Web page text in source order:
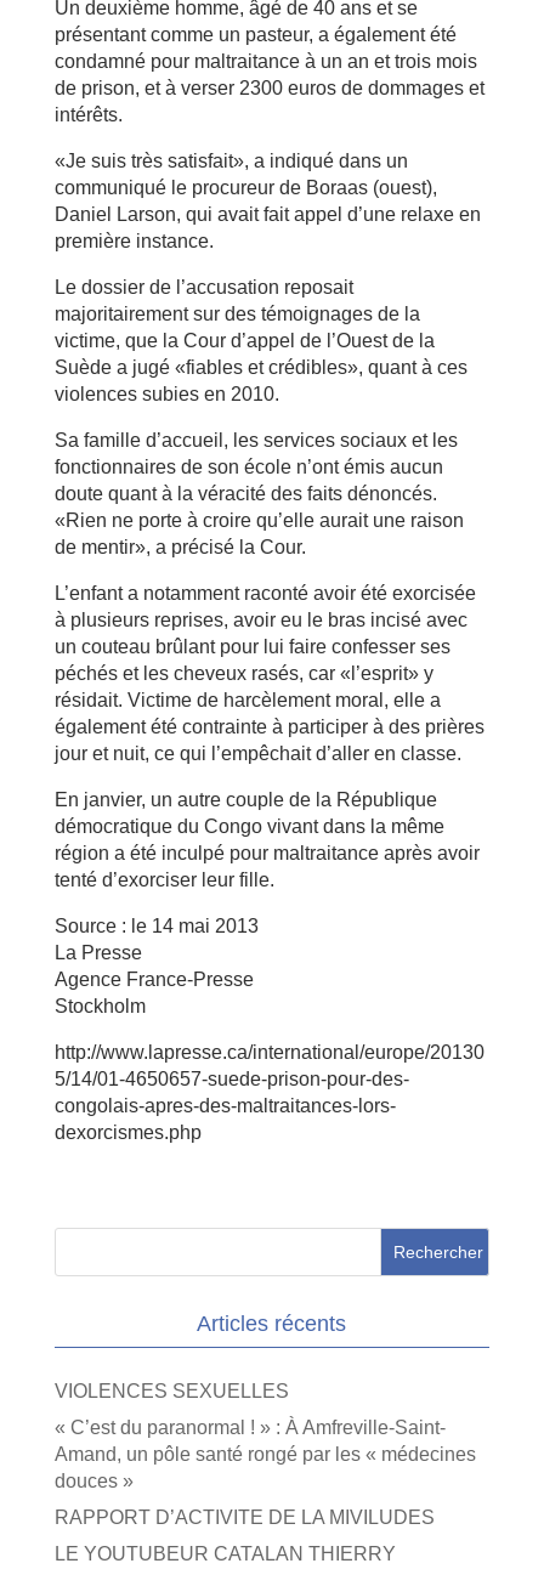
Un deuxième homme, âgé de 40 ans et se
présentant comme un pasteur, a également été
condamné pour maltraitance à un an et trois mois
de prison, et à verser 2300 euros de dommages et
intérêts.
«Je suis très satisfait», a indiqué dans un
communiqué le procureur de Boraas (ouest),
Daniel Larson, qui avait fait appel d’une relaxe en
première instance.
Le dossier de l’accusation reposait
majoritairement sur des témoignages de la
victime, que la Cour d’appel de l’Ouest de la
Suède a jugé «fiables et crédibles», quant à ces
violences subies en 2010.
Sa famille d’accueil, les services sociaux et les
fonctionnaires de son école n’ont émis aucun
doute quant à la véracité des faits dénoncés.
«Rien ne porte à croire qu’elle aurait une raison
de mentir», a précisé la Cour.
L’enfant a notamment raconté avoir été exorcisée
à plusieurs reprises, avoir eu le bras incisé avec
un couteau brûlant pour lui faire confesser ses
péchés et les cheveux rasés, car «l’esprit» y
résidait. Victime de harcèlement moral, elle a
également été contrainte à participer à des prières
jour et nuit, ce qui l’empêchait d’aller en classe.
En janvier, un autre couple de la République
démocratique du Congo vivant dans la même
région a été inculpé pour maltraitance après avoir
tenté d’exorciser leur fille.
Source : le 14 mai 2013
La Presse
Agence France-Presse
Stockholm
http://www.lapresse.ca/international/europe/20130
5/14/01-4650657-suede-prison-pour-des-
congolais-apres-des-maltraitances-lors-
dexorcismes.php
Articles récents
VIOLENCES SEXUELLES
« C’est du paranormal ! » : À Amfreville-Saint-
Amand, un pôle santé rongé par les « médecines
douces »
RAPPORT D’ACTIVITE DE LA MIVILUDES
LE YOUTUBEUR CATALAN THIERRY